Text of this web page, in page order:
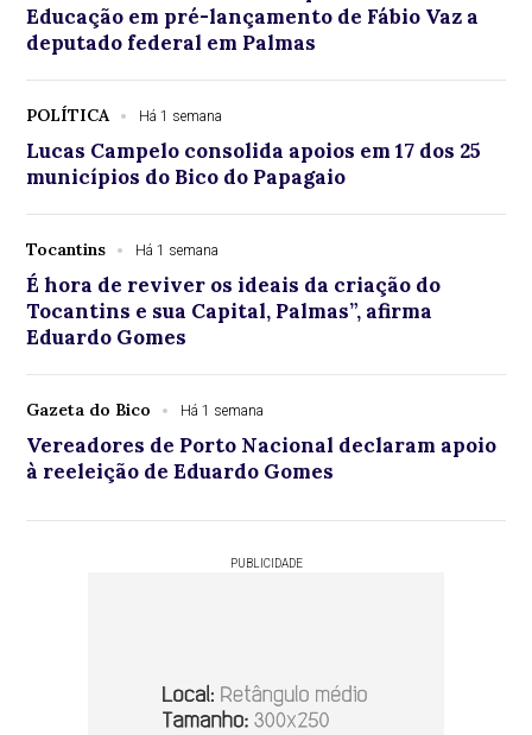
Educação em pré-lançamento de Fábio Vaz a
deputado federal em Palmas
POLÍTICA Há 1 semana
Lucas Campelo consolida apoios em 17 dos 25
municípios do Bico do Papagaio
Tocantins Há 1 semana
É hora de reviver os ideais da criação do
Tocantins e sua Capital, Palmas”, afirma
Eduardo Gomes
Gazeta do Bico Há 1 semana
Vereadores de Porto Nacional declaram apoio
à reeleição de Eduardo Gomes
PUBLICIDADE